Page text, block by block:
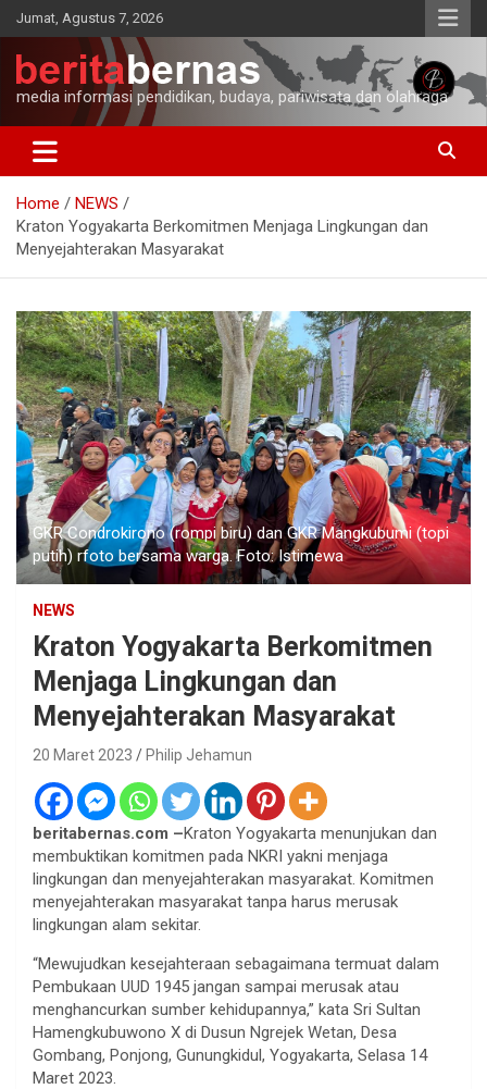
Skip
to
content
Jumat, Agustus 7, 2026
media informasi pendidikan, budaya, pariwisata dan olahraga
Home
NEWS
Kraton Yogyakarta Berkomitmen Menjaga Lingkungan dan
Menyejahterakan Masyarakat
GKR Condrokirono (rompi biru) dan GKR Mangkubumi (topi
putih) rfoto bersama warga. Foto: Istimewa
NEWS
Kraton Yogyakarta Berkomitmen
Menjaga Lingkungan dan
Menyejahterakan Masyarakat
20 Maret 2023 Philip Jehamun
beritabernas.com –Kraton Yogyakarta menunjukan dan
membuktikan komitmen pada NKRI yakni menjaga
lingkungan dan menyejahterakan masyarakat. Komitmen
menyejahterakan masyarakat tanpa harus merusak
lingkungan alam sekitar.
“Mewujudkan kesejahteraan sebagaimana termuat dalam
Pembukaan UUD 1945 jangan sampai merusak atau
menghancurkan sumber kehidupannya,” kata Sri Sultan
Hamengkubuwono X di Dusun Ngrejek Wetan, Desa
Gombang, Ponjong, Gunungkidul, Yogyakarta, Selasa 14
Maret 2023.